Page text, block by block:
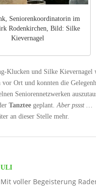
Seniorenkoordinatorin im
Rodenkirchen, Bild: Silke
Kievernagel
Klucken und Silke Kievernagel
vor Ort und konnten die
Seniorennetzwerken
Tanztee geplant. Aber pssst …
an dieser Stelle mehr.
ULI
Mit voller Begeisterung